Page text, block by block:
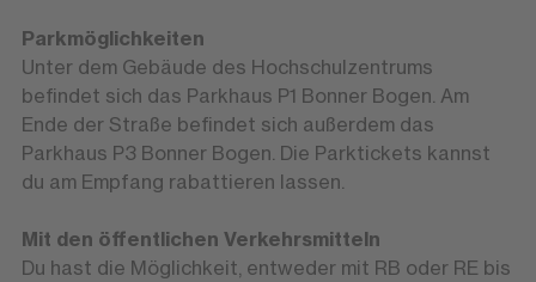
Parkmöglichkeiten
Unter dem Gebäude des Hochschulzentrums
befindet sich das Parkhaus P1 Bonner Bogen. Am
Ende der Straße befindet sich außerdem das
Parkhaus P3 Bonner Bogen. Die Parktickets kannst
du am Empfang rabattieren lassen.
Mit den öffentlichen Verkehrsmitteln
Du hast die Möglichkeit, entweder mit RB oder RE bis